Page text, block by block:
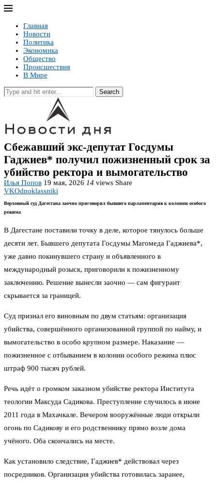
Главная
Новости
Политика
Экономика
Общество
Происшествия
В Мире
Search
Сбежавший экс-депутат Госдумы
Гаджиев* получил пожизненный срок за
убийство ректора и вымогательство
Илья Попов 19 мая, 2026 14 views Share
VKOdnoklassniki
Верховный суд Дагестана заочно приговорил бывшего парламентария к колонии особого
режима
В Дагестане поставили точку в деле, которое тянулось больше
десяти лет. Бывшего депутата Госдумы Магомеда Гаджиева*,
уже давно покинувшего страну и объявленного в
международный розыск, приговорили к пожизненному
заключению. Решение вынесли заочно — сам фигурант
скрывается за границей.
Суд признал его виновным по двум статьям: организация
убийства, совершённого организованной группой по найму, и
вымогательство в особо крупном размере. Наказание —
пожизненное с отбыванием в колонии особого режима плюс
штраф 900 тысяч рублей.
Речь идёт о громком заказном убийстве ректора Института
теологии Максуда Садикова. Преступление случилось в июне
2011 года в Махачкале. Вечером вооружённые люди открыли
огонь по Садикову и его родственнику прямо возле дома
учёного. Оба скончались на месте.
Как установило следствие, Гаджиев* действовал через
посредников. Организация убийства готовилась заранее,